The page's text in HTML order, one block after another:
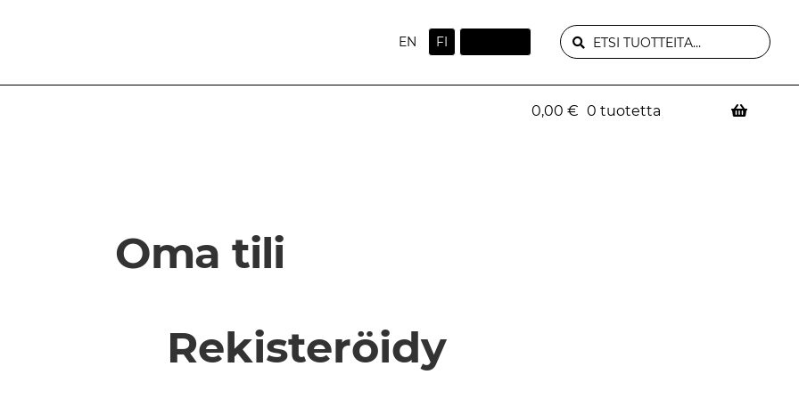
EN FI Etsi:
HAKU
0,00€ 0 tuotetta
Oma tili
Rekisteröidy